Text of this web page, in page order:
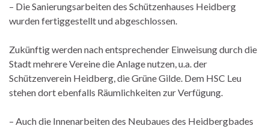
– Die Sanierungsarbeiten des Schützenhauses Heidberg
wurden fertiggestellt und abgeschlossen.
Zukünftig werden nach entsprechender Einweisung durch die
Stadt mehrere Vereine die Anlage nutzen, u.a. der
Schützenverein Heidberg, die Grüne Gilde. Dem HSC Leu
stehen dort ebenfalls Räumlichkeiten zur Verfügung.
– Auch die Innenarbeiten des Neubaues des Heidbergbades